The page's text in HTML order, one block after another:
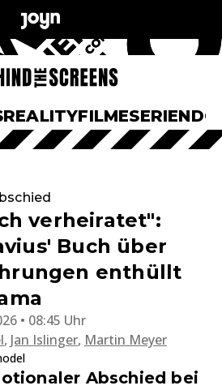
REALITYFILMESERIEN
verheiratet":
Buch über
enthüllt
• 08:45 Uhr
, Jan Islinger, Martin Meyer
Abschied bei